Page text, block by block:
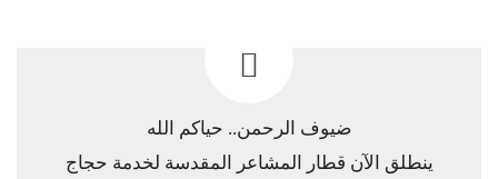
ضيوف الرحمن.. حياكم الله
ينطلق الآن قطار المشاعر المقدسة لخدمة حجاج